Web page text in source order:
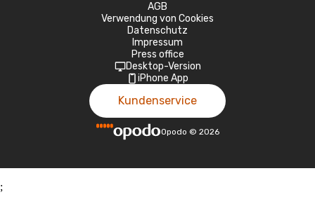
AGB
Verwendung von Cookies
Datenschutz
Impressum
Press office
Desktop-Version
iPhone App
Kundenservice
Opodo © 2026
;